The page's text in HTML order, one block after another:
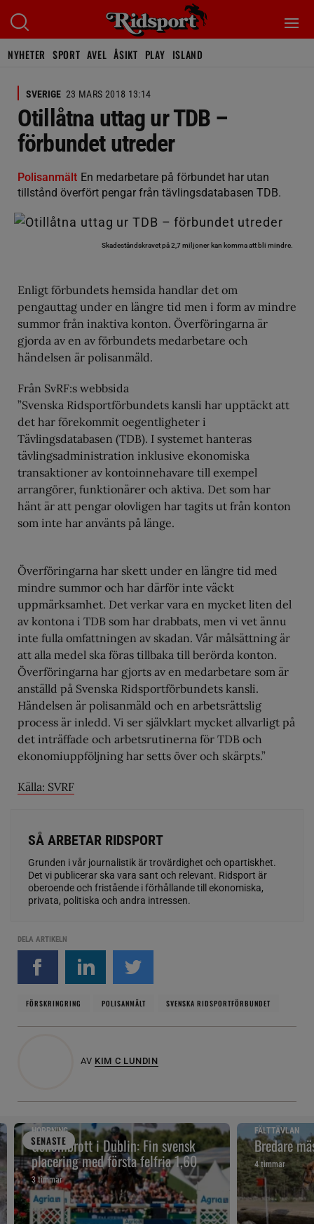
NYHETER SPORT AVEL ÅSIKT PLAY ISLAND
SVERIGE 23 MARS 2018 13:14
Otillåtna uttag ur TDB –
förbundet utreder
Polisanmält En medarbetare på förbundet har utan
tillstånd överfört pengar från tävlingsdatabasen TDB.
Skadeståndskravet på 2,7 miljoner kan komma att bli mindre.
Enligt förbundets hemsida handlar det om
pengauttag under en längre tid men i form av mindre
summor från inaktiva konton. Överföringarna är
gjorda av en av förbundets medarbetare och
händelsen är polisanmäld.
Från SvRF:s webbsida
”Svenska Ridsportförbundets kansli har upptäckt att
det har förekommit oegentligheter i
Tävlingsdatabasen (TDB). I systemet hanteras
tävlingsadministration inklusive ekonomiska
transaktioner av kontoinnehavare till exempel
arrangörer, funktionärer och aktiva. Det som har
hänt är att pengar olovligen har tagits ut från konton
som inte har använts på länge.
Överföringarna har skett under en längre tid med
mindre summor och har därför inte väckt
uppmärksamhet. Det verkar vara en mycket liten del
av kontona i TDB som har drabbats, men vi vet ännu
inte fulla omfattningen av skadan. Vår målsättning är
att alla medel ska föras tillbaka till berörda konton.
Överföringarna har gjorts av en medarbetare som är
anställd på Svenska Ridsportförbundets kansli.
Händelsen är polisanmäld och en arbetsrättslig
process är inledd. Vi ser självklart mycket allvarligt på
det inträffade och arbetsrutinerna för TDB och
ekonomiuppföljning har setts över och skärpts.”
Källa: SVRF
SÅ ARBETAR RIDSPORT
Grunden i vår journalistik är trovärdighet och opartiskhet.
Det vi publicerar ska vara sant och relevant. Ridsport är
oberoende och fristående i förhållande till ekonomiska,
privata, politiska och andra intressen.
DELA ARTIKELN
FÖRSKRINGRING POLISANMÄLT SVENSKA RIDSPORTFÖRBUNDET
AV KIM C LUNDIN
SENASTE
HOPPNING
Genombrott i Dublin: Fin svensk
placering med första felfria 1,60
3 timmar
FÄLTTÄVLAN
Bredare
4 timmar